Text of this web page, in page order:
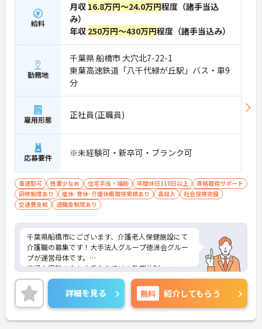
給料
月収 16.8万円～24.0万円程度（諸手当込
み）
年収 250万円～430万円程度（諸手当込み）
勤務地
千葉県 船橋市 大穴北7-22-1
東葉高速鉄道「八千代緑が丘駅」バス・車9
分
雇用形態 正社員(正職員)
応募要件 ※未経験可・新卒可・ブランク可
車通勤可 残業少なめ 住宅手当・補助 年間休日110日以上
資格取得サポート
研修制度あり
産休･育休･介護休暇取得実績あり 高収入
社会保険完備
交通費支給
退職金制度あり
千葉県船橋市にございます、介護老人保健施設にて
介護職の募集です！大手法人グループ徳洲会グルー
プが運営母体です。
施設未経験の方も大手ならではの教育体制、フォロ
ー体制がありますので安心してご就業することがで
きます。
また、住宅手当の支給含め、各種手当も充実してお
りますので、長期的な就業をしやすい環境です。ご
興味のある方は、マイナビ介護職までお問い合わせ
詳細を見る 無料 紹介してもらう